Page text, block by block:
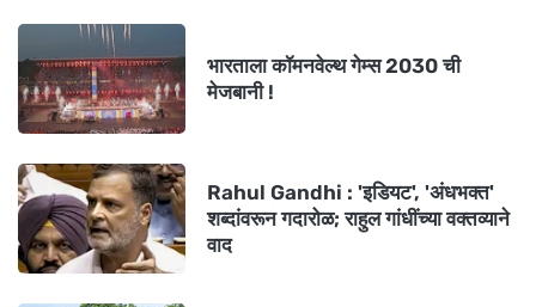
भारताला कॉमनवेल्थ गेम्स 2030 ची
मेजबानी !
Rahul Gandhi : 'इडियट', 'अंधभक्त'
शब्दांवरून गदारोळ; राहुल गांधींच्या वक्तव्याने
वाद